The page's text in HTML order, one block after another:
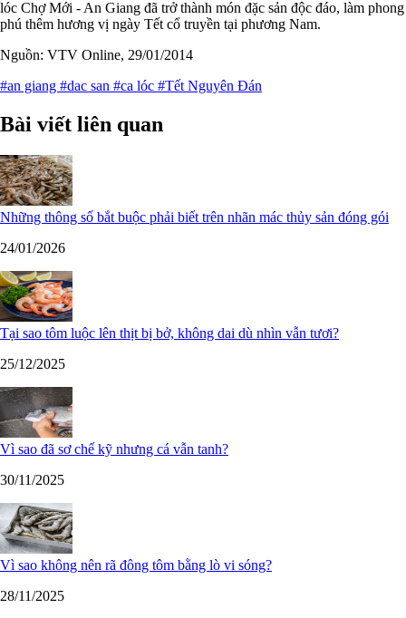
lóc Chợ Mới - An Giang đã trở thành món đặc sản độc đáo, làm phong
phú thêm hương vị ngày Tết cổ truyền tại phương Nam.
Nguồn: VTV Online, 29/01/2014
#an giang #dac san #ca lóc #Tết Nguyên Đán
Bài viết liên quan
Những thông số bắt buộc phải biết trên nhãn mác thủy sản đóng gói
24/01/2026
Tại sao tôm luộc lên thịt bị bở, không dai dù nhìn vẫn tươi?
25/12/2025
Vì sao đã sơ chế kỹ nhưng cá vẫn tanh?
30/11/2025
Vì sao không nên rã đông tôm bằng lò vi sóng?
28/11/2025